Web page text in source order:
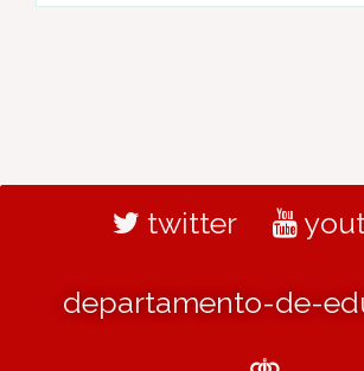
twitter
departamento-de-